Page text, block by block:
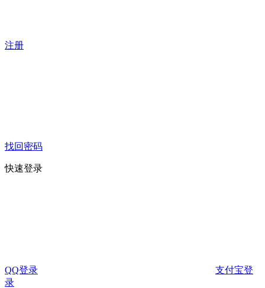
注册
找回密码
快速登录
QQ登录
支付宝登
录